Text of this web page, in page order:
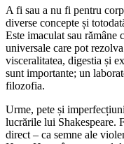
A fi sau a nu fi pentru
diverse concepte și
Este imaculat sau rămâne
universale care pot
visceralitatea, digestia și
sunt importante; un
filozofia.
Urme, pete și
lucrările lui Shakespeare.
direct – ca semne ale